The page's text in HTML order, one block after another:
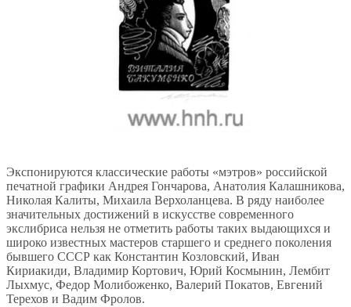
Экспонируются классические работы «мэтров» российской
печатной графики Андрея Гончарова, Анатолия Калашникова,
Николая Калиты, Михаила Верхоланцева. В ряду наиболее
значительных достижений в искусстве современного
экслибриса нельзя не отметить работы таких выдающихся и
широко известных мастеров старшего и среднего поколения
бывшего СССР как Константин Козловский, Иван
Кириакиди, Владимир Кортович, Юрий Космынин, Лембит
Лыхмус, Федор Молибоженко, Валерий Покатов, Евгений
Терехов и Вадим Фролов.